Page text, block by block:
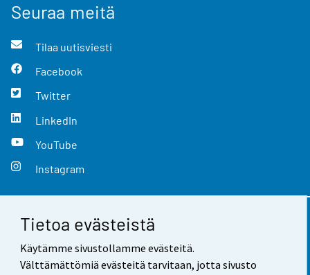
Tietoa evästeistä
Käytämme sivustollamme evästeitä.
Välttämättömiä evästeitä tarvitaan, jotta sivusto
Seuraa meitä
Tilaa uutisviesti
Facebook
Twitter
LinkedIn
YouTube
Instagram
Yhteystiedot
Palaute